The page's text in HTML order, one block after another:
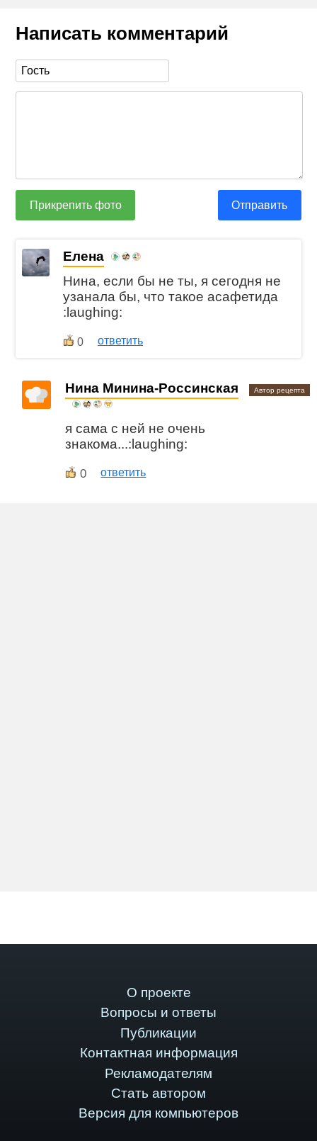
Написать комментарий
Прикрепить фото Отправить
Елена
Нина, если бы не ты, я сегодня не
узанала бы, что такое асафетида
:laughing:
0 ответить
Нина Минина-Россинская Автор рецепта
я сама с ней не очень
знакома...:laughing:
0 ответить
О проекте
Вопросы и ответы
Публикации
Контактная информация
Рекламодателям
Стать автором
Версия для компьютеров